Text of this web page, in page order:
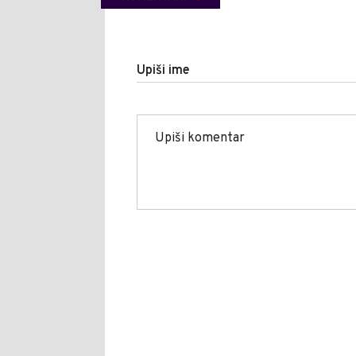
Upiši ime